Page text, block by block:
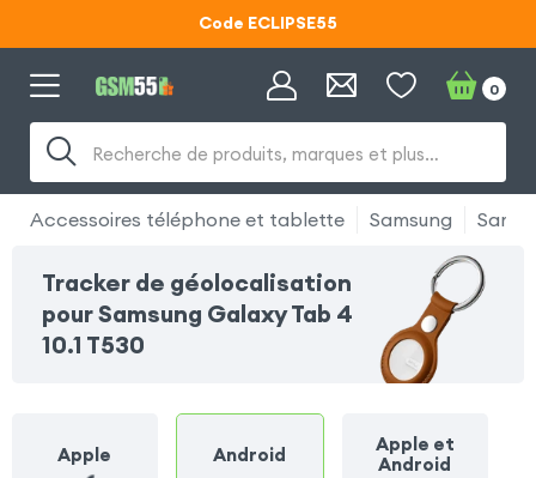
Code ECLIPSE55
Recherche de produits, marques et plus…
0
Accessoires téléphone et tablette Samsung
Tracker de géolocalisation
pour Samsung Galaxy Tab 4
10.1 T530
Apple Android
Apple et
Android